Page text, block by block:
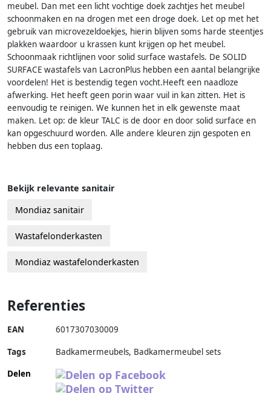
meubel. Dan met een licht vochtige doek zachtjes het meubel
schoonmaken en na drogen met een droge doek. Let op met het
gebruik van microvezeldoekjes, hierin blijven soms harde steentjes
plakken waardoor u krassen kunt krijgen op het meubel.
Schoonmaak richtlijnen voor solid surface wastafels. De SOLID
SURFACE wastafels van LacronPlus hebben een aantal belangrijke
voordelen! Het is bestendig tegen vocht.Heeft een naadloze
afwerking. Het heeft geen porin waar vuil in kan zitten. Het is
eenvoudig te reinigen. We kunnen het in elk gewenste maat
maken. Let op: de kleur TALC is de door en door solid surface en
kan opgeschuurd worden. Alle andere kleuren zijn gespoten en
hebben dus een toplaag.
Bekijk relevante sanitair
Mondiaz sanitair
Wastafelonderkasten
Mondiaz wastafelonderkasten
Referenties
EAN 6017307030009
Tags
Badkamermeubels, Badkamermeubel sets
Delen